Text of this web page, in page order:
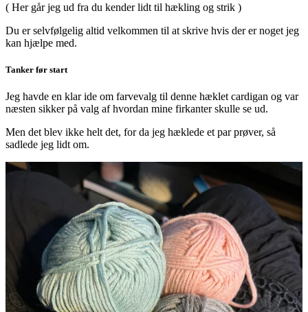
( Her går jeg ud fra du kender lidt til hækling og strik )
Du er selvfølgelig altid velkommen til at skrive hvis der er noget jeg
kan hjælpe med.
Tanker før start
Jeg havde en klar ide om farvevalg til denne hæklet cardigan og var
næsten sikker på valg af hvordan mine firkanter skulle se ud.
Men det blev ikke helt det, for da jeg hæklede et par prøver, så
sadlede jeg lidt om.